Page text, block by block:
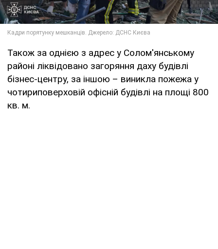
Також за однією з адрес у Солом'янському
районі ліквідовано загоряння даху будівлі
бізнес-центру, за іншою – виникла пожежа у
чотириповерховій офісній будівлі на площі 800
кв. м.